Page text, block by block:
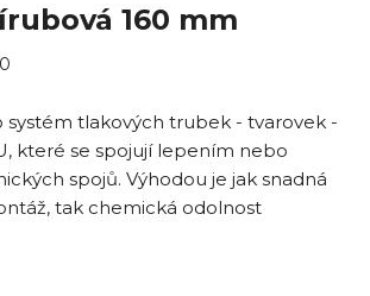
160 mm
systém tlakových trubek - tvarovek -
které se spojují lepením nebo
spojů. Výhodou je jak snadná
tak chemická odolnost